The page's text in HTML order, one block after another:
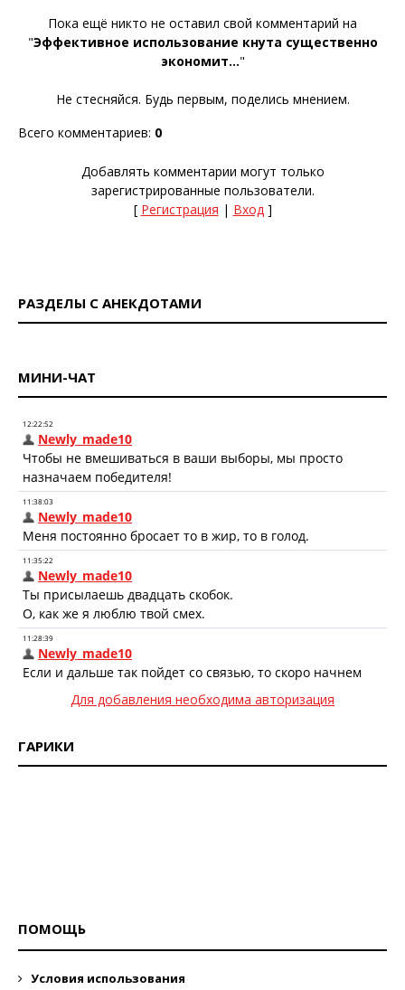
Пока ещё никто не оставил свой комментарий на
"Эффективное использование кнута существенно
экономит..."
Не стесняйся. Будь первым, поделись мнением.
Всего комментариев: 0
Добавлять комментарии могут только
зарегистрированные пользователи.
[ Регистрация | Вход]
РАЗДЕЛЫ С АНЕКДОТАМИ
МИНИ-ЧАТ
Для добавления необходима авторизация
ГАРИКИ
ПОМОЩЬ
Условия использования